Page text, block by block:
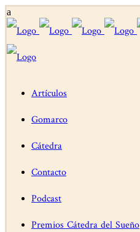
Artículos
Gomarco
Cátedra
Contacto
Podcast
Premios Cátedra del Sueño